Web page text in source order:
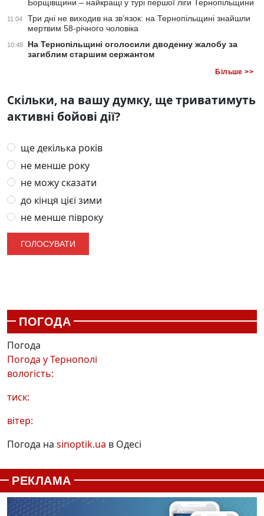
Борщівщини – найкращі у турі першої ліги Тернопільщини
11:04
Три дні не виходив на зв’язок: на Тернопільщині знайшли
мертвим 58-річного чоловіка
10:48
На Тернопільщині оголосили дводенну жалобу за
загиблим старшим сержантом
Більше >>
Скільки, на вашу думку, ще триватимуть
активні бойові дії?
ще декілька років
не менше року
не можу сказати
до кінця цієї зими
не менше півроку
ПОГОДА
Погода
Погода уТернополі
вологість:
тиск:
вітер:
Погода на sinoptik.ua в Одесі
РЕКЛАМА